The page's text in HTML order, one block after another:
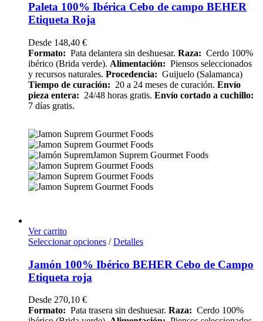
Paleta 100% Ibérica Cebo de campo BEHER
Etiqueta Roja
Desde 148,40 €
Formato: Pata delantera sin deshuesar. Raza: Cerdo 100%
ibérico (Brida verde). Alimentación: Piensos seleccionados
y recursos naturales. Procedencia: Guijuelo (Salamanca)
Tiempo de curación: 20 a 24 meses de curación. Envío
pieza entera: 24/48 horas gratis. Envío cortado a cuchillo:
7 días gratis.
Ver carrito
Seleccionar opciones / Detalles
Jamón 100% Ibérico BEHER Cebo de Campo
Etiqueta roja
Desde 270,10 €
Formato: Pata trasera sin deshuesar. Raza: Cerdo 100%